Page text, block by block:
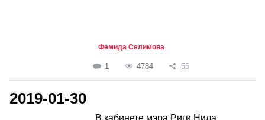
Фемида Селимова
1 4784 55
2019-01-30